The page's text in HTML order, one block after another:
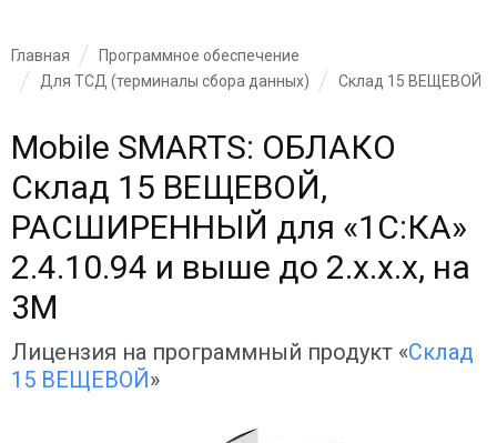
Главная
Программное обеспечение
Для ТСД (терминалы сбора данных)
Склад 15 ВЕЩЕВОЙ
Mobile SMARTS: ОБЛАКО
Склад 15 ВЕЩЕВОЙ,
РАСШИРЕННЫЙ для «1С:КА»
2.4.10.94 и выше до 2.x.x.x, на
3M
Лицензия на программный продукт «Склад
15 ВЕЩЕВОЙ»